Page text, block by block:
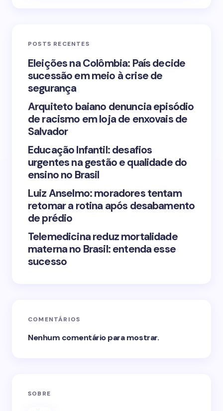
Your Comment *
Save my name and email in this browser for the
Submit Comment
POSTS RECENTES
Eleições na Colômbia: País decide
sucessão em meio à crise de
segurança
Arquiteto baiano denuncia episódio
de racismo em loja de enxovais de
Salvador
Educação Infantil: desafios
urgentes na gestão e qualidade do
ensino no Brasil
Luiz Anselmo: moradores tentam
retomar a rotina após desabamento
de prédio
Telemedicina reduz mortalidade
materna no Brasil: entenda esse
sucesso
COMENTÁRIOS
Nenhum comentário para mostrar.
SOBRE